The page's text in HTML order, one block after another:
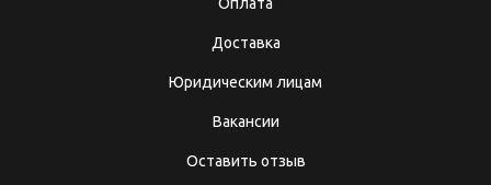
Доставка
Юридическим лицам
Вакансии
Оставить отзыв